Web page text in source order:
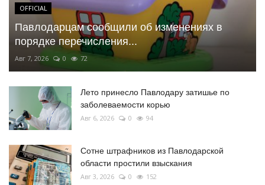
OFFICIAL
Павлодарцам сообщили об изменениях в
порядке перечисления...
Авг 7, 2026 0 72
Лето принесло Павлодару затишье по
заболеваемости корью
Авг 6, 2026 0 94
Сотне штрафников из Павлодарской
области простили взыскания
Авг 3, 2026 0 152